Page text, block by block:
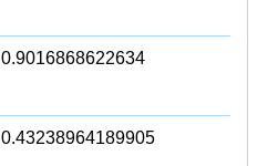
0.9016868622634
0.43238964189905